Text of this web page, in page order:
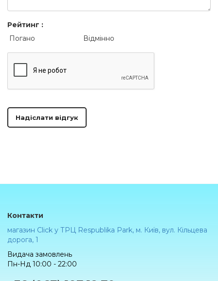
Рейтинг :
Погано
Відмінно
Надіслати відгук
Контакти
магазин Click у ТРЦ Respublika Park, м. Київ, вул. Кільцева
дорога, 1
Видача замовлень
Пн-Нд 10:00 - 22:00